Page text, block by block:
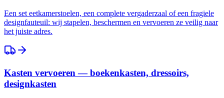
Een set eetkamerstoelen, een complete vergaderzaal of een fragiele
designfauteuil: wij stapelen, beschermen en vervoeren ze veilig naar
het juiste adres.
Kasten vervoeren — boekenkasten, dressoirs,
designkasten